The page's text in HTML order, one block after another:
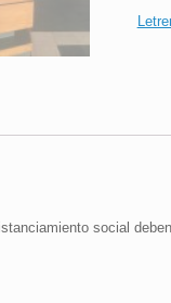
Lavar
|
social